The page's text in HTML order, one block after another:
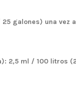
galones) una vez
2,5 ml / 100 litros